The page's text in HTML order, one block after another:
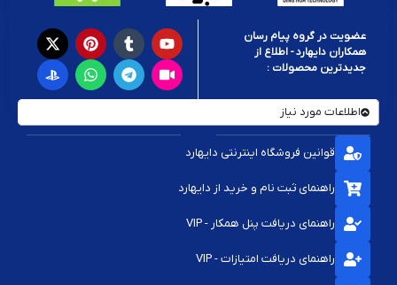
عضویت در گروه پیام رسان
همکاران دایهارد - اطلاع از
جدیدترین محصولات :
اطلاعات مورد نیاز
قوانین فروشگاه اینترنتی دایهارد
راهنمای ثبت نام و خرید از دایهارد
راهنمای دریافت پنل همکار - VIP
راهنمای دریافت امتیازات - VIP